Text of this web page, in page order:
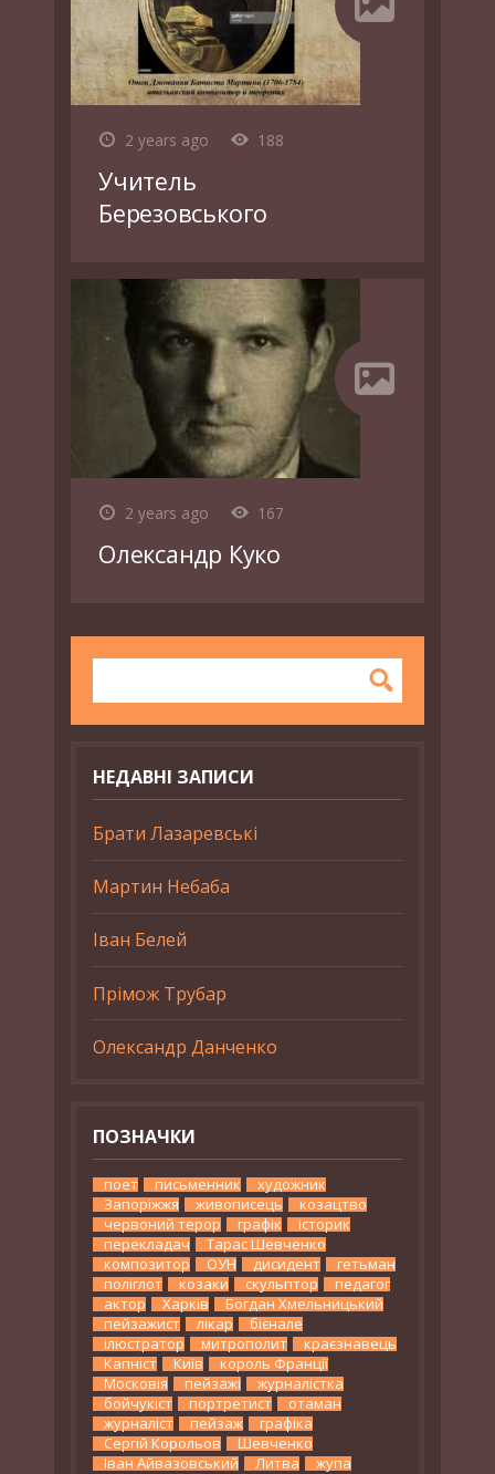
2 years ago 188
Учитель
Березовського
2 years ago 167
Олександр Куко
НЕДАВНІ ЗАПИСИ
Брати Лазаревські
Мартин Небаба
Іван Белей
Прімож Трубар
Олександр Данченко
ПОЗНАЧКИ
поет письменник
художник
Запоріжжя
живописець
козацтво
червоний терор
графік
історик
перекладач
Тарас Шевченко
композитор
ОУН дисидент
гетьман
поліглот
козаки скульптор
педагог
актор
Харків
Богдан Хмельницький
пейзажист
лікар
бієнале
ілюстратор
митрополит
краєзнавець
Капніст
Київ
король Франції
Московія
пейзажі
журналістка
бойчукіст
портретист
отаман
журналіст
пейзаж
графіка
Сергій Корольов
Шевченко
Іван Айвазовський
Литва жупа